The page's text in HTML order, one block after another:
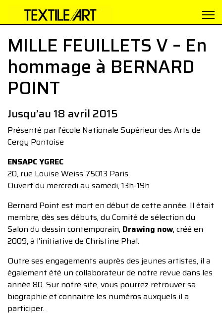
MILLE FEUILLETS V – En
hommage à BERNARD
POINT
Jusqu’au 18 avril 2015
Présenté par l’école Nationale Supérieur des Arts de
Cergy Pontoise
ENSAPC YGREC
20, rue Louise Weiss 75013 Paris
Ouvert du mercredi au samedi, 13h-19h
Bernard Point est mort en début de cette année. Il était
membre, dès ses débuts, du Comité de sélection du
Salon du dessin contemporain, Drawing now, créé en
2009, à l’initiative de Christine Phal.
Outre ses engagements auprès des jeunes artistes, il a
également été un collaborateur de notre revue dans les
année 80. Sur notre site, vous pourrez retrouver sa
biographie et connaitre les numéros auxquels il a
participer.